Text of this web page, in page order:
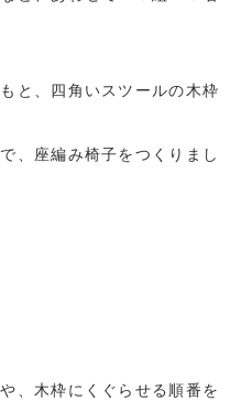
と、四角いスツールの木枠
、座編み椅子をつくりまし
、木枠にくぐらせる順番を